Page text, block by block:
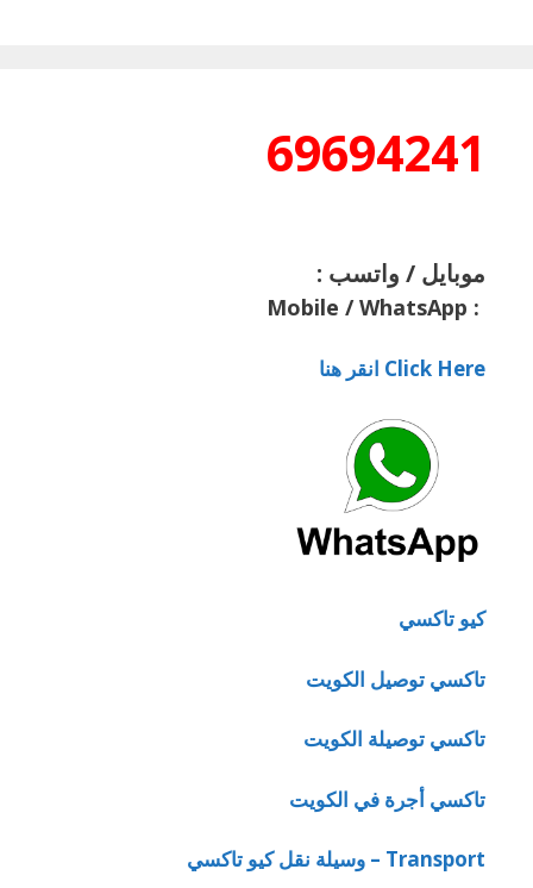
69694241
موبايل / واتسب :
:
Mobile / WhatsApp
Click Here انقر هنا
كيو تاكسي
تاكسي توصيل الكويت
تاكسي توصيلة الكويت
تاكسي أجرة في الكويت
Transport – وسيلة نقل كيو تاكسي